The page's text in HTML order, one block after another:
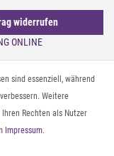
widerrufen
ONLINE
& kürzen
& UV-Schutz
Material-Guide
richtig organisieren
sind essenziell, während
Weitere
Rechten als Nutzer
Impressum.